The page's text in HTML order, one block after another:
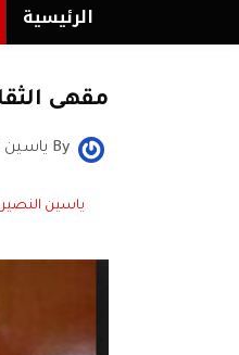
الرئیسية
مقهى
By ياسين
ياسين النصير